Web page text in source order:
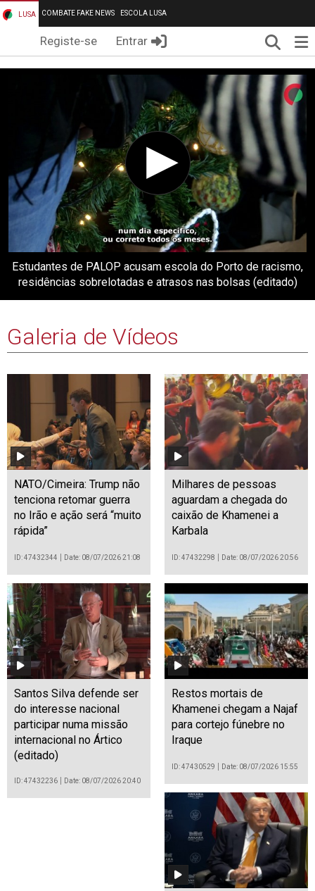
LUSA COMBATE FAKE NEWS ESCOLA LUSA
Registe-se Entrar
Estudantes de PALOP acusam escola do Porto de racismo,
residências sobrelotadas e atrasos nas bolsas (editado)
Galeria de Vídeos
NATO/Cimeira: Trump não
tenciona retomar guerra
no Irão e ação será “muito
rápida”
ID: 47432344 Date: 08/07/2026 21:08
Milhares de pessoas
aguardam a chegada do
caixão de Khamenei a
Karbala
ID: 47432298 Date: 08/07/2026 20:56
Santos Silva defende ser
do interesse nacional
participar numa missão
internacional no Ártico
(editado)
ID: 47432236 Date: 08/07/2026 20:40
Restos mortais de
Khamenei chegam a Najaf
para cortejo fúnebre no
Iraque
ID: 47430529 Date: 08/07/2026 15:55